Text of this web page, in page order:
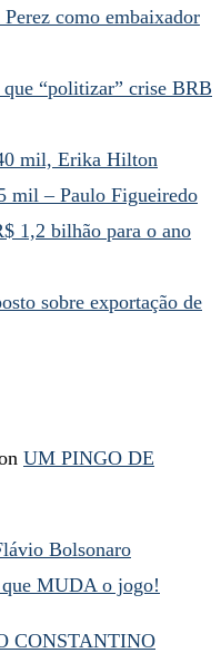
como embaixador
“politizar” crise BRB
mil, Erika Hilton
mil – Paulo Figueiredo
1,2 bilhão para o ano
sobre exportação de
UM PINGO DE
Bolsonaro
que MUDA o jogo!
CONSTANTINO